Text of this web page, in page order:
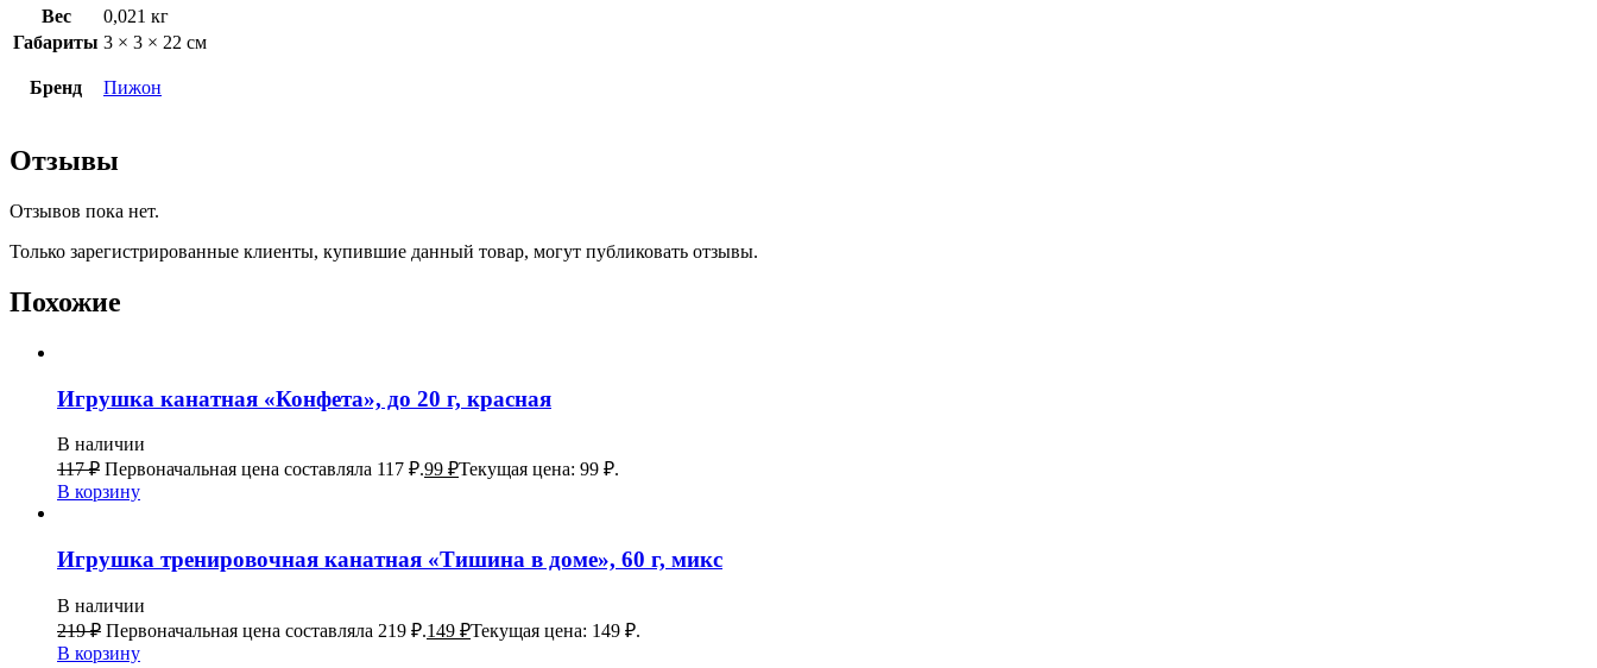
Вес
0,021 кг
Габариты 3 × 3 × 22 см
Бренд Пижон
Отзывы
Отзывов пока нет.
Только зарегистрированные клиенты, купившие данный товар, могут публиковать отзывы.
Похожие
Игрушка канатная «Конфета», до 20 г, красная
В наличии
117₽ Первоначальная цена составляла 117 ₽.99 ₽Текущая цена: 99 ₽.
В корзину
Игрушка тренировочная канатная «Тишина в доме», 60 г, микс
В наличии
219₽ Первоначальная цена составляла 219 ₽.149 ₽Текущая цена: 149 ₽.
В корзину